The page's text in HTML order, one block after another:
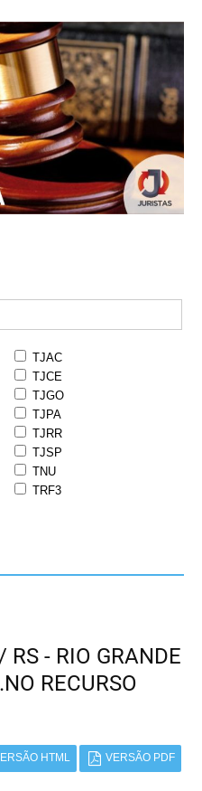
TJAC
TJCE
TJGO
TJPA
TJRR
TJSP
TNU
TRF3
RS - RIO GRANDE
RECURSO
HTML VERSÃO PDF